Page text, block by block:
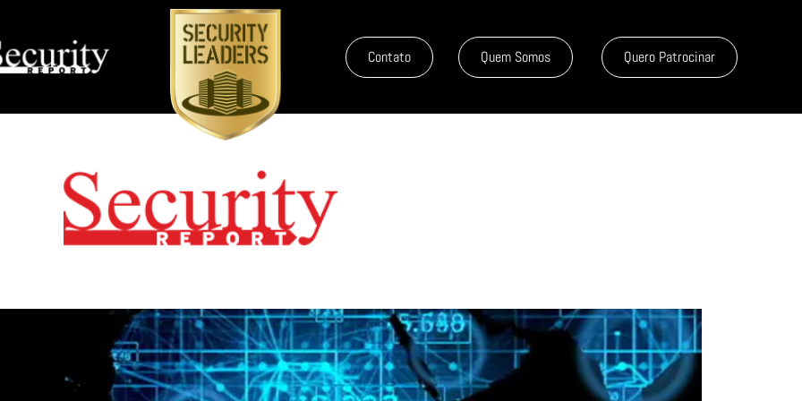
Contato Quem Somos Quero Patrocinar